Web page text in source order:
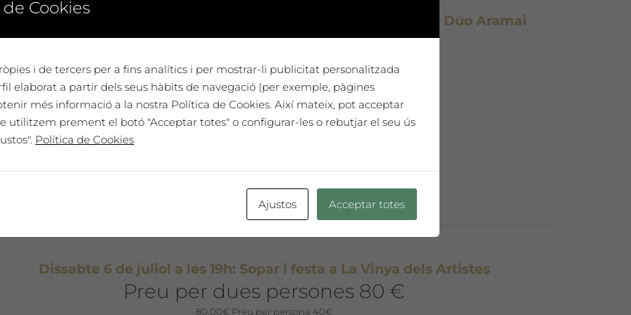
Dissabte 17 de juliol a les 7pm: Concert guitarra clàsica i veu de Dúo Aramai
(espectacle a l’aire lliure amb tast de vins) (Còpia)
Preu entrada anticipada 8 €
perdis aquesta sessió única!
Dissabte 6 de juliol a les 19h: Sopar i festa a La Vinya dels Artistes
Preu per dues persones 80 €
80,00€ Preu per persona 40€
Cookies
i de tercers per a fins analítics i per mostrar-li publicitat personalitzada
elaborat a partir dels seus hàbits de navegació (per exemple, pàgines
més informació a la nostra Política de Cookies. Així mateix, pot acceptar
utilitzem prement el botó "Acceptar totes" o configurar-les o rebutjar el seu ús
Política de Cookies
Ajustos Acceptar totes